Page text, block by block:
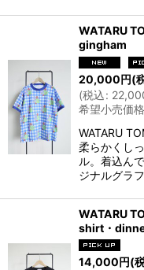
WATARU
gingham
20,000円(
(税込:
希望小売価格
WATARU
柔らかくし
ル。着込ん
ジナルグラ
WATARU
shirt・
14,000円(